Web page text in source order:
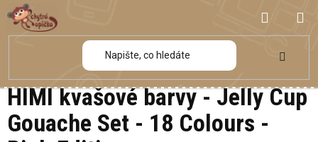
Přejít
na
obsah
KOŠÍK
HIMI kvašové barvy - Jelly Cup
Gouache Set - 18 Colours -